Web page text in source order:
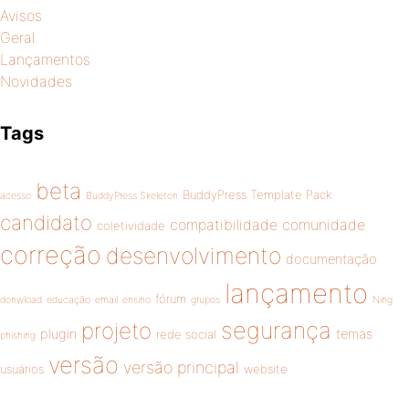
Avisos
Geral
Lançamentos
Novidades
Tags
acesso beta BuddyPress Skeleton BuddyPress Template Pack
candidato coletividade compatibilidade comunidade
correção desenvolvimento documentação
donwload educação email ensino fórum grupos lançamento Ning
phishing plugin projeto rede social segurança temas
usuários versão versão principal website